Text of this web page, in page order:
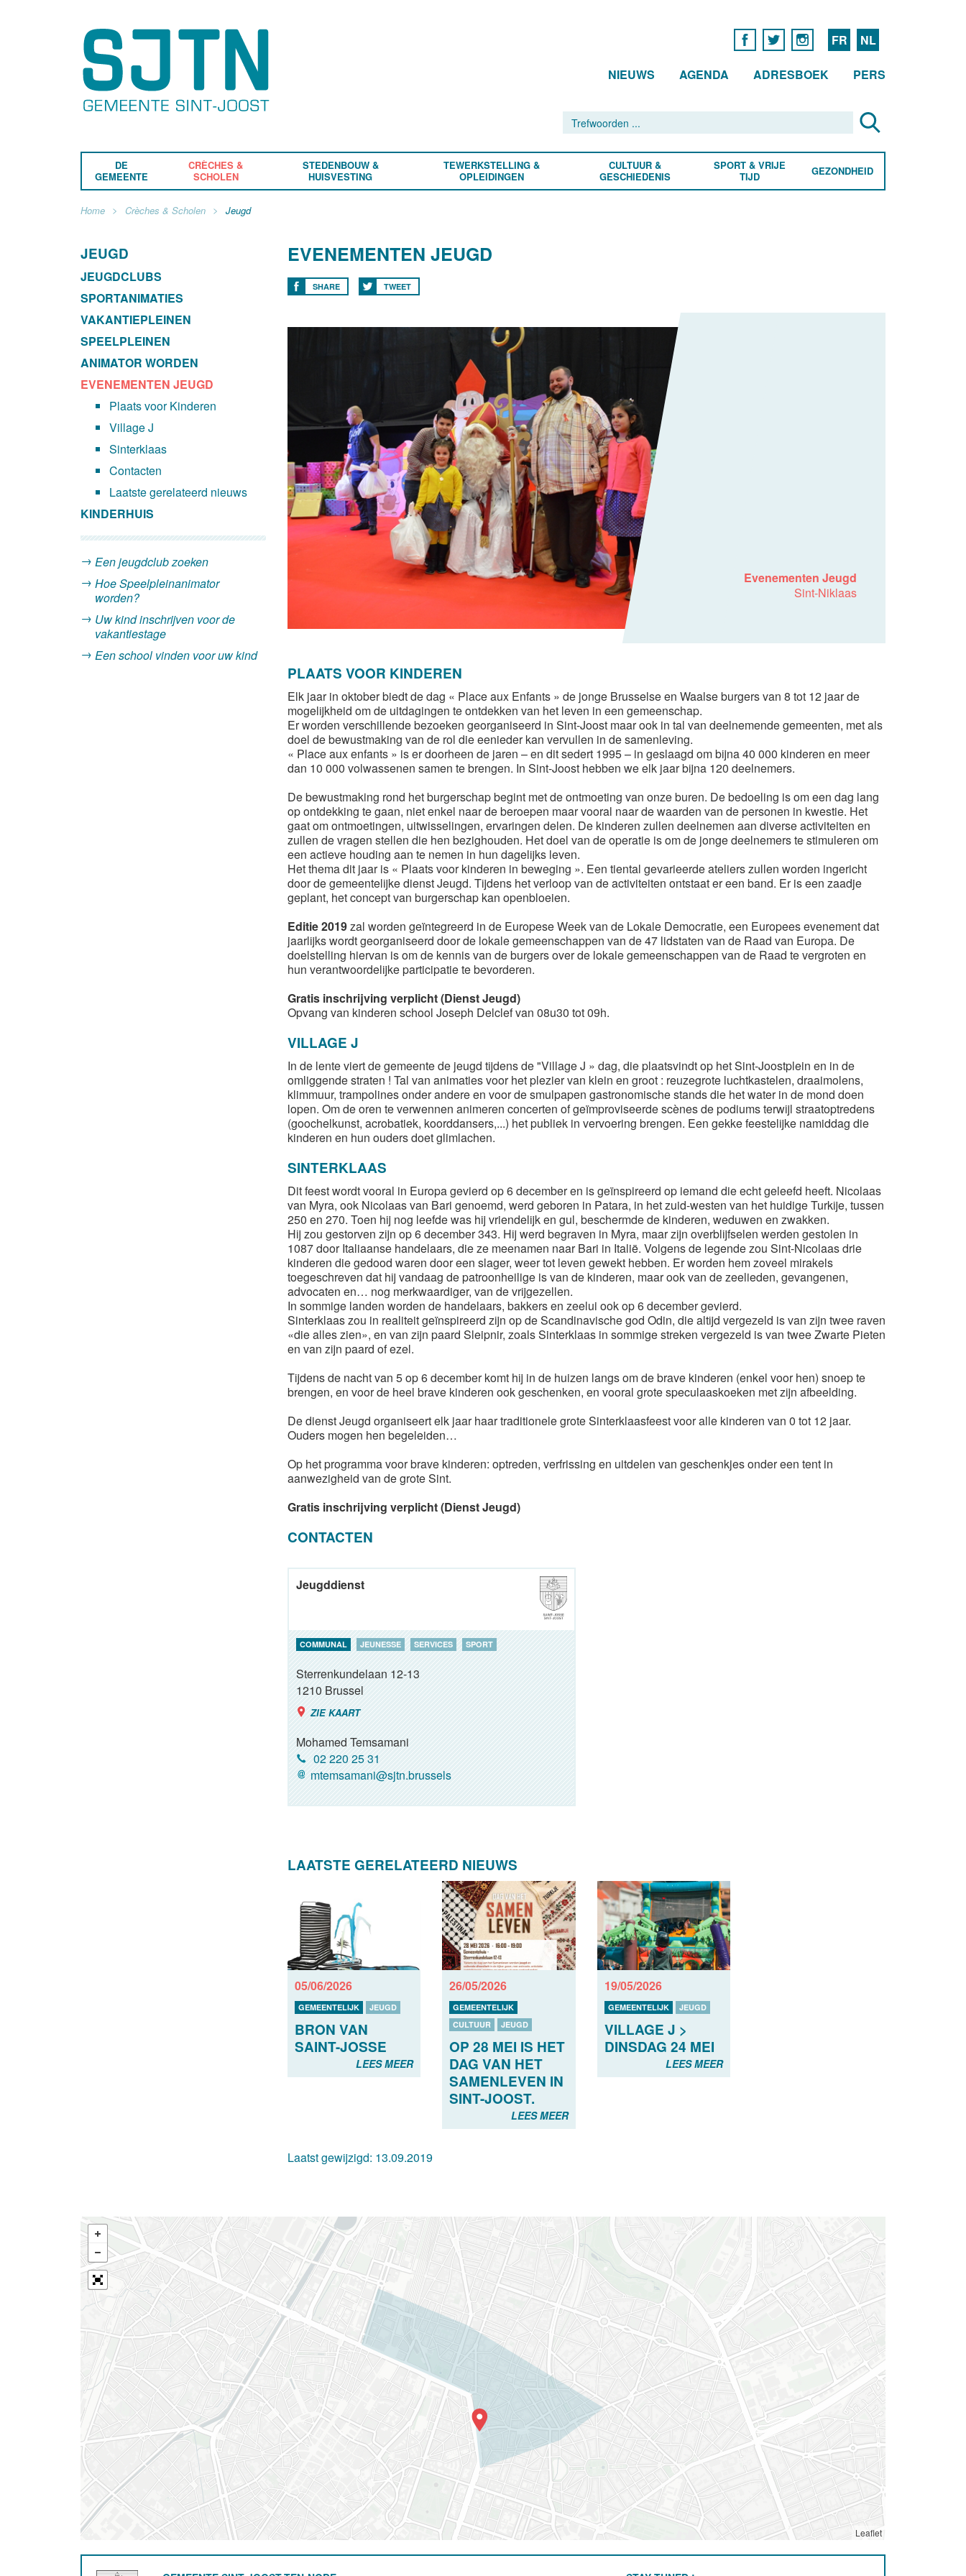
FR NL
NIEUWS AGENDA ADRESBOEK PERS
DE
GEMEENTE
CRÈCHES &
SCHOLEN
STEDENBOUW &
HUISVESTING
TEWERKSTELLING &
OPLEIDINGEN
CULTUUR &
GESCHIEDENIS
SPORT & VRIJE
TIJD
GEZONDHEID
Home Crèches & Scholen Jeugd
JEUGD
JEUGDCLUBS
SPORTANIMATIES
VAKANTIEPLEINEN
SPEELPLEINEN
ANIMATOR WORDEN
EVENEMENTEN JEUGD
Plaats voor Kinderen
Village J
Sinterklaas
Contacten
Laatste gerelateerd nieuws
KINDERHUIS
Een jeugdclub zoeken
Hoe Speelpleinanimator
worden?
Uw kind inschrijven voor de
vakantiestage
Een school vinden voor uw kind
EVENEMENTEN JEUGD
SHARE TWEET
Evenementen Jeugd
Sint-Niklaas
PLAATS VOOR KINDEREN
Elk jaar in oktober biedt de dag « Place aux Enfants » de jonge Brusselse en Waalse burgers van 8 tot 12 jaar de
mogelijkheid om de uitdagingen te ontdekken van het leven in een gemeenschap.
Er worden verschillende bezoeken georganiseerd in Sint-Joost maar ook in tal van deelnemende gemeenten, met als
doel de bewustmaking van de rol die eenieder kan vervullen in de samenleving.
« Place aux enfants » is er doorheen de jaren – en dit sedert 1995 – in geslaagd om bijna 40 000 kinderen en meer
dan 10 000 volwassenen samen te brengen. In Sint-Joost hebben we elk jaar bijna 120 deelnemers.
De bewustmaking rond het burgerschap begint met de ontmoeting van onze buren. De bedoeling is om een dag lang
op ontdekking te gaan, niet enkel naar de beroepen maar vooral naar de waarden van de personen in kwestie. Het
gaat om ontmoetingen, uitwisselingen, ervaringen delen. De kinderen zullen deelnemen aan diverse activiteiten en
zullen de vragen stellen die hen bezighouden. Het doel van de operatie is om de jonge deelnemers te stimuleren om
een actieve houding aan te nemen in hun dagelijks leven.
Het thema dit jaar is « Plaats voor kinderen in beweging ». Een tiental gevarieerde ateliers zullen worden ingericht
door de gemeentelijke dienst Jeugd. Tijdens het verloop van de activiteiten ontstaat er een band. Er is een zaadje
geplant, het concept van burgerschap kan openbloeien.
Editie 2019zal worden geïntegreerd in de Europese Week van de Lokale Democratie, een Europees evenement dat
jaarlijks wordt georganiseerd door de lokale gemeenschappen van de 47 lidstaten van de Raad van Europa. De
doelstelling hiervan is om de kennis van de burgers over de lokale gemeenschappen van de Raad te vergroten en
hun verantwoordelijke participatie te bevorderen.
Gratis inschrijving verplicht (Dienst Jeugd)
Opvang van kinderen school Joseph Delclef van 08u30 tot 09h.
VILLAGE J
In de lente viert de gemeente de jeugd tijdens de "Village J » dag, die plaatsvindt op het Sint-Joostplein en in de
omliggende straten ! Tal van animaties voor het plezier van klein en groot : reuzegrote luchtkastelen, draaimolens,
klimmuur, trampolines onder andere en voor de smulpapen gastronomische stands die het water in de mond doen
lopen. Om de oren te verwennen animeren concerten of geïmproviseerde scènes de podiums terwijl straatoptredens
(goochelkunst, acrobatiek, koorddansers,...) het publiek in vervoering brengen. Een gekke feestelijke namiddag die
kinderen en hun ouders doet glimlachen.
SINTERKLAAS
Dit feest wordt vooral in Europa gevierd op 6 december en is geïnspireerd op iemand die echt geleefd heeft. Nicolaas
van Myra, ook Nicolaas van Bari genoemd, werd geboren in Patara, in het zuid-westen van het huidige Turkije, tussen
250 en 270. Toen hij nog leefde was hij vriendelijk en gul, beschermde de kinderen, weduwen en zwakken.
Hij zou gestorven zijn op 6 december 343. Hij werd begraven in Myra, maar zijn overblijfselen werden gestolen in
1087 door Italiaanse handelaars, die ze meenamen naar Bari in Italië. Volgens de legende zou Sint-Nicolaas drie
kinderen die gedood waren door een slager, weer tot leven gewekt hebben. Er worden hem zoveel mirakels
toegeschreven dat hij vandaag de patroonheilige is van de kinderen, maar ook van de zeelieden, gevangenen,
advocaten en… nog merkwaardiger, van de vrijgezellen.
In sommige landen worden de handelaars, bakkers en zeelui ook op 6 december gevierd.
Sinterklaas zou in realiteit geïnspireerd zijn op de Scandinavische god Odin, die altijd vergezeld is van zijn twee raven
«die alles zien», en van zijn paard Sleipnir, zoals Sinterklaas in sommige streken vergezeld is van twee Zwarte Pieten
en van zijn paard of ezel.
Tijdens de nacht van 5 op 6 december komt hij in de huizen langs om de brave kinderen (enkel voor hen) snoep te
brengen, en voor de heel brave kinderen ook geschenken, en vooral grote speculaaskoeken met zijn afbeelding.
De dienst Jeugd organiseert elk jaar haar traditionele grote Sinterklaasfeest voor alle kinderen van 0 tot 12 jaar.
Ouders mogen hen begeleiden…
Op het programma voor brave kinderen: optreden, verfrissing en uitdelen van geschenkjes onder een tent in
aanwezigheid van de grote Sint.
Gratis inschrijving verplicht (Dienst Jeugd)
CONTACTEN
Jeugddienst
COMMUNAL JEUNESSE SERVICES SPORT
Sterrenkundelaan 12-13
1210Brussel
ZIE KAART
Mohamed Temsamani
02 220 25 31
mtemsamani@sjtn.brussels
LAATSTE GERELATEERD NIEUWS
05/06/2026
GEMEENTELIJK JEUGD
BRON VAN
SAINT-JOSSE
LEES MEER
26/05/2026
GEMEENTELIJK
CULTUUR
JEUGD
OP 28 MEI IS HET
DAG VAN HET
SAMENLEVEN IN
SINT-JOOST.
LEES MEER
19/05/2026
GEMEENTELIJK JEUGD
VILLAGE J >
DINSDAG 24 MEI
LEES MEER
Laatst gewijzigd: 13.09.2019
Leaflet